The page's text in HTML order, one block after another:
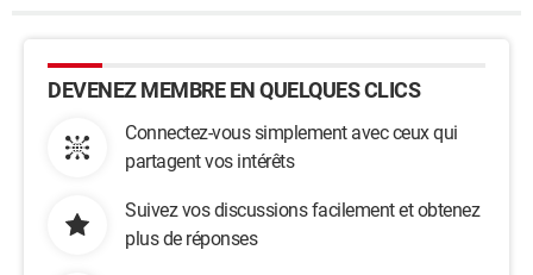
DEVENEZ MEMBRE EN QUELQUES CLICS
Connectez-vous simplement avec ceux qui
partagent vos intérêts
Suivez vos discussions facilement et obtenez
plus de réponses